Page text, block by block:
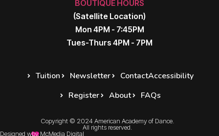
BOUTIQUE HOURS
(Satellite Location)
Mon 4PM - 7:45PM
Tues-Thurs 4PM - 7PM
Tuition Newsletter ContactAccessibility
Register
About FAQs
Copyright © 2024 American Academy of Dance.
All rights reserved.
Designed withby McMedia Digital